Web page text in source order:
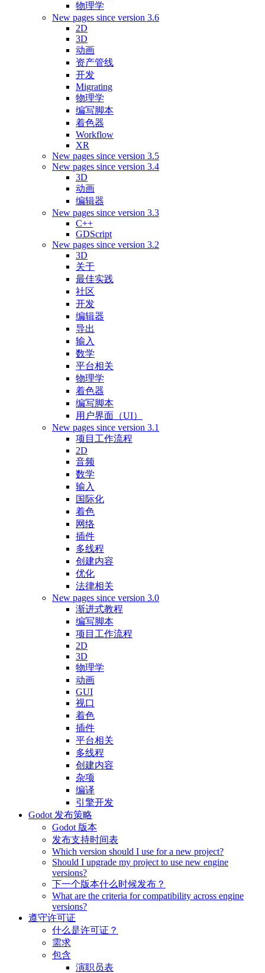
物理学
New pages since version 3.6
2D
3D
动画
资产管线
开发
Migrating
物理学
编写脚本
着色器
Workflow
XR
New pages since version 3.5
New pages since version 3.4
3D
动画
编辑器
New pages since version 3.3
C++
GDScript
New pages since version 3.2
3D
关于
最佳实践
社区
开发
编辑器
导出
输入
数学
平台相关
物理学
着色器
编写脚本
用户界面（UI）
New pages since version 3.1
项目工作流程
2D
音频
数学
输入
国际化
着色
网络
插件
多线程
创建内容
优化
法律相关
New pages since version 3.0
渐进式教程
编写脚本
项目工作流程
2D
3D
物理学
动画
GUI
视口
着色
插件
平台相关
多线程
创建内容
杂项
编译
引擎开发
Godot 发布策略
Godot 版本
发布支持时间表
Which version should I use for a new project?
Should I upgrade my project to use new engine
versions?
下一个版本什么时候发布？
What are the criteria for compatibility across engine
versions?
遵守许可证
什么是许可证？
需求
包含
演职员表